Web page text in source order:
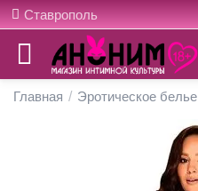
Ставрополь
Главная / Эротическое белье